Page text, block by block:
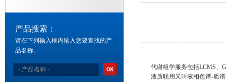
产品搜索：
请在下列输入框内输入您要查找的产
品名称。
代谢组学服务包括LCMS、
液质联用又叫液相色谱-质